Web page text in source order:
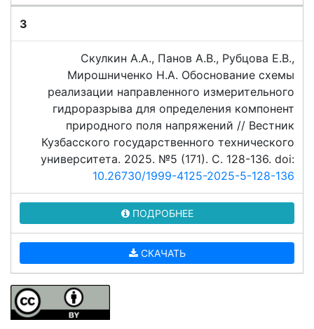
3
Скулкин А.А., Панов А.В., Рубцова Е.В.,
Мирошниченко Н.А. Обоснование схемы
реализации направленного измерительного
гидроразрыва для определения компонент
природного поля напряжений // Вестник
Кузбасского государственного технического
университета. 2025. №5 (171). C. 128-136. doi:
10.26730/1999-4125-2025-5-128-136
ПОДРОБНЕЕ
СКАЧАТЬ